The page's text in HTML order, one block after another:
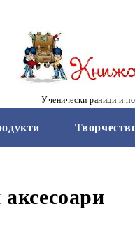
Ученически раници и